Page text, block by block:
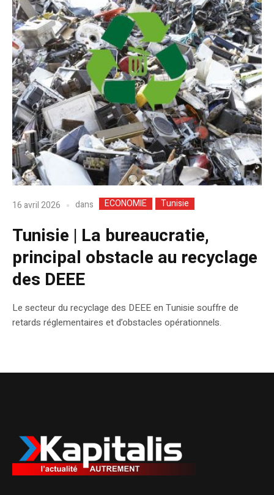
16 avril 2026 dans ECONOMIE Tunisie
Tunisie | La bureaucratie,
principal obstacle au recyclage
des DEEE
Le secteur du recyclage des DEEE en Tunisie souffre de
retards réglementaires et d’obstacles opérationnels.